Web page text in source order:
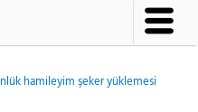
hamileyim şeker yüklemesi